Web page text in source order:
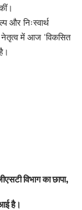
और निःस्वार्थ
नेतृत्व में आज ‘विकसित
विभाग का छापा,
है।